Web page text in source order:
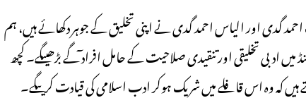
گدی اور الیاس احمد گدی نے اپنی تخلیق کے جوہر دکھائے ہیں، ہم
ادبی تخلیقی اور تنقیدی صلاحیت کے حامل افراد ٓگے بڑھیںگے۔ کچھ
کہ وہ اس قافلے میں شریک ہوکر ادب اسلامی کی قیادت کریںگے۔